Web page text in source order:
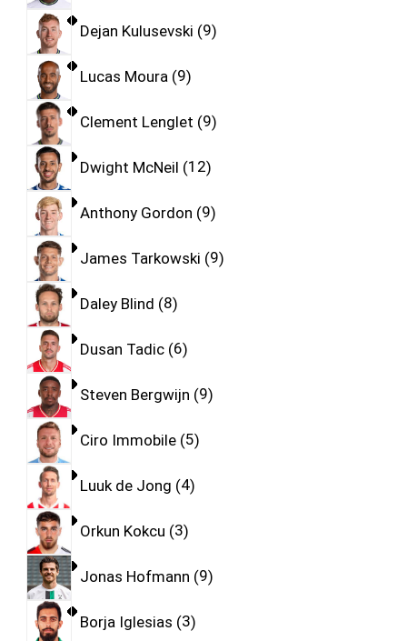
Dejan Kulusevski 9
Lucas Moura 9
Clement Lenglet 9
Dwight McNeil 12
Anthony Gordon 9
James Tarkowski 9
Daley Blind 8
Dusan Tadic 6
Steven Bergwijn 9
Ciro Immobile 5
Luuk de Jong 4
Orkun Kokcu 3
Jonas Hofmann 9
Borja Iglesias 3